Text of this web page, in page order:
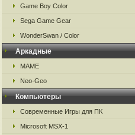
Game Boy Color
Sega Game Gear
WonderSwan / Color
Аркадные
MAME
Neo-Geo
Компьютеры
Современные Игры для ПК
Microsoft MSX-1